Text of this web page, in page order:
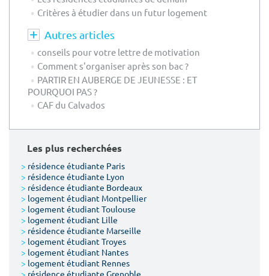
Critères à étudier dans un futur logement
Autres articles
conseils pour votre lettre de motivation
Comment s'organiser après son bac ?
PARTIR EN AUBERGE DE JEUNESSE : ET
POURQUOI PAS ?
CAF du Calvados
Les plus recherchées
> résidence étudiante Paris
> résidence étudiante Lyon
> résidence étudiante Bordeaux
> logement étudiant Montpellier
> logement étudiant Toulouse
> logement étudiant Lille
> résidence étudiante Marseille
> logement étudiant Troyes
> logement étudiant Nantes
> logement étudiant Rennes
> résidence étudiante Grenoble